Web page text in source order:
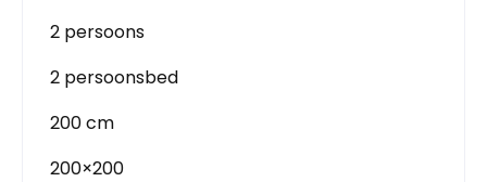
2 persoons
2 persoonsbed
200 cm
200×200